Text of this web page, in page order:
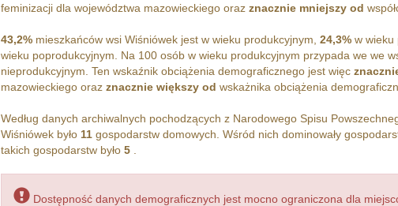
feminizacji dla województwa mazowieckiego oraz znacznie mniejszy od
43,2%mieszkańców wsi Wiśniówek jest w wieku produkcyjnym, 24,3%w wieku
wieku poprodukcyjnym. Na 100 osób w wieku produkcyjnym przypada we we
nieprodukcyjnym. Ten wskaźnik obciążenia demograficznego jest więc
mazowieckiego oraz znacznie większy od wskażnika obciążenia
Według danych archiwalnych pochodzących z Narodowego Spisu
Wiśniówek było 11gospodarstw domowych. Wśród nich dominowały
takich gospodarstw było 5.
Dostępność danych demograficznych jest mocno ograniczona dla